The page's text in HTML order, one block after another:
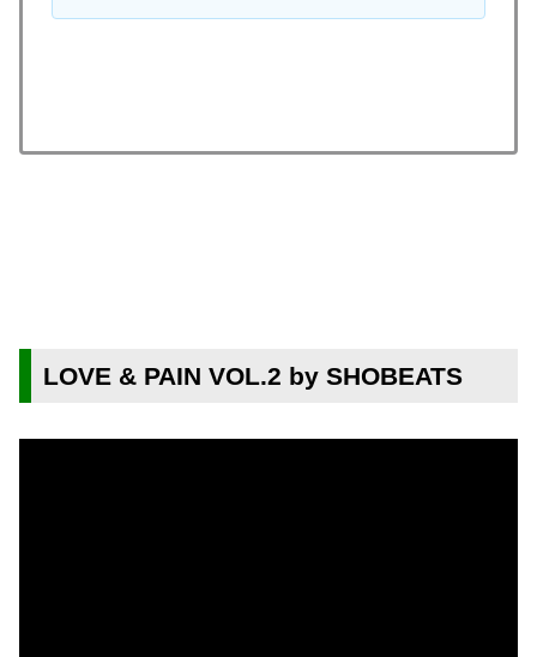
LOVE & PAIN VOL.2 by SHOBEATS